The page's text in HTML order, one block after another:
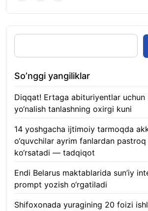
So’nggi yangiliklar
Diqqat! Ertaga abituriyentlar uchun
yo‘nalish tanlashning oxirgi kuni
14 yoshgacha ijtimoiy tarmoqda
o‘quvchilar ayrim fanlardan
ko‘rsatadi — tadqiqot
Endi Belarus maktablarida sun’iy
prompt yozish o‘rgatiladi
Shifoxonada yuragining 20 foizi